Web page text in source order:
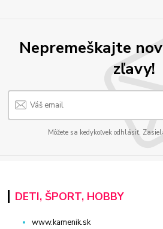
Nepremeškajte
zľavy!
Môžete sa kedykoľvek odhlásiť.
DETI, ŠPORT, HOBBY
www.kamenik.sk